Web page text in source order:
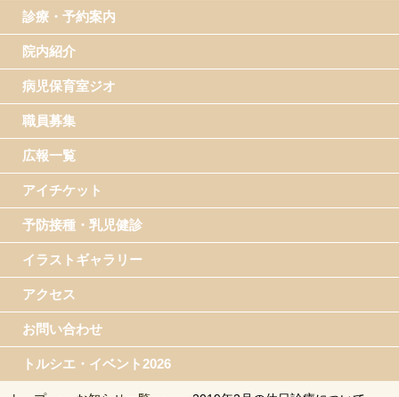
診療・予約案内
院内紹介
病児保育室ジオ
職員募集
広報一覧
アイチケット
予防接種・乳児健診
イラストギャラリー
アクセス
お問い合わせ
トルシエ・イベント2026